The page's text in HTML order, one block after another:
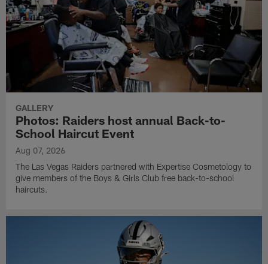
GALLERY
Photos: Raiders host annual Back-to-
School Haircut Event
Aug 07, 2026
The Las Vegas Raiders partnered with Expertise Cosmetology to
give members of the Boys & Girls Club free back-to-school
haircuts.